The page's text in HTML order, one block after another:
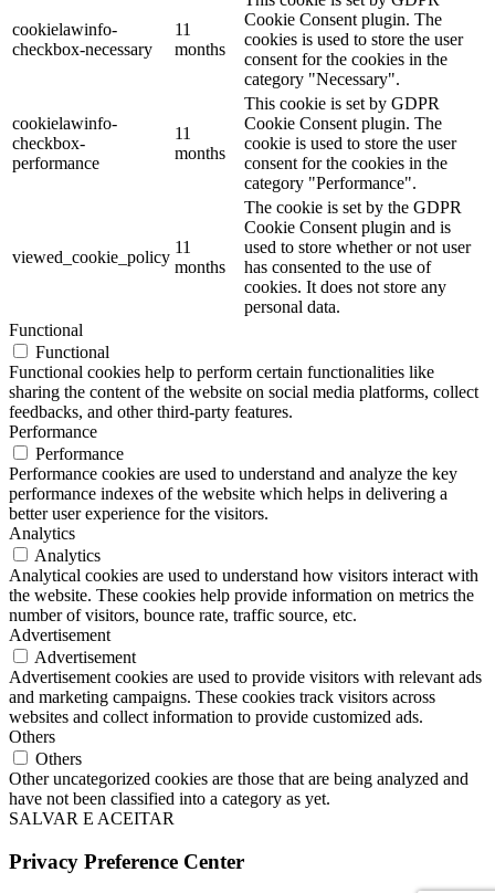
cookielawinfo-
checkbox-necessary
11
months
Cookie Consent plugin. The
cookies is used to store the user
consent for the cookies in the
category "Necessary".
cookielawinfo-
checkbox-
performance
11
months
This cookie is set by GDPR
Cookie Consent plugin. The
cookie is used to store the user
consent for the cookies in the
category "Performance".
viewed_cookie_policy
11
months
The cookie is set by the GDPR
Cookie Consent plugin and is
used to store whether or not user
has consented to the use of
cookies. It does not store any
personal data.
Functional
Functional
Functional cookies help to perform certain functionalities like
sharing the content of the website on social media platforms, collect
feedbacks, and other third-party features.
Performance
Performance
Performance cookies are used to understand and analyze the key
performance indexes of the website which helps in delivering a
better user experience for the visitors.
Analytics
Analytics
Analytical cookies are used to understand how visitors interact with
the website. These cookies help provide information on metrics the
number of visitors, bounce rate, traffic source, etc.
Advertisement
Advertisement
Advertisement cookies are used to provide visitors with relevant ads
and marketing campaigns. These cookies track visitors across
websites and collect information to provide customized ads.
Others
Others
Other uncategorized cookies are those that are being analyzed and
have not been classified into a category as yet.
SALVAR E ACEITAR
Privacy Preference Center